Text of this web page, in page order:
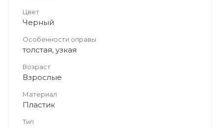
Цвет
Черный
Особенности оправы
толстая, узкая
Возраст
Взрослые
Материал
Пластик
Тип